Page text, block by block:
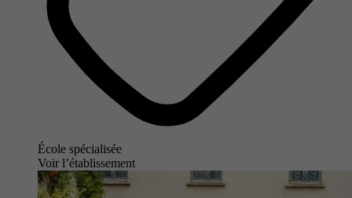
École spécialisée
Voir l’établissement